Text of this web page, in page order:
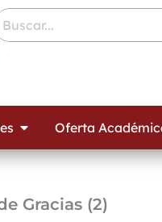
Open Facultades
Oferta
Gracias (2)